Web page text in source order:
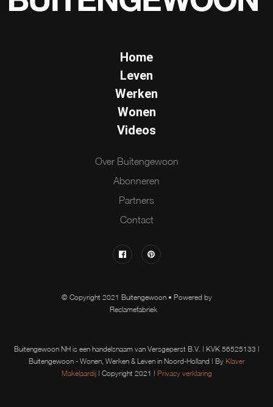
Home
Leven
Werken
Wonen
Videos
Over Buitengewoon
Abonneren
Partners
Contact
© Copyright 2021 Buitengewoon • Powered by
Reclamefabriek
Buitengewoon NH is een handelsnaam van Versgeperst B.V. | KVK 56525133 |
Buitengewoon - Wonen, Werken & Leven in Noord-Holland | By Klaver
Makelaardij| Copyright 2021 | Privacy verklaring